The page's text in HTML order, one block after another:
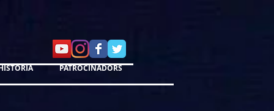
PATROCINADORS